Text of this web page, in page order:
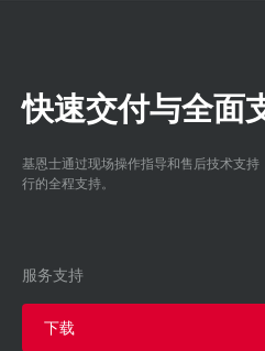
快速交付与全面
基恩士通过现场操作指导和售后技术支
行的全程支持。
服务支持
下载